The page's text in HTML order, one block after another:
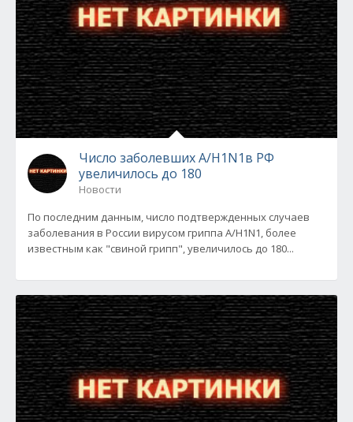
Число заболевших А/Н1N1в РФ
увеличилось до 180
Новости
По последним данным, число подтвержденных случаев
заболевания в России вирусом гриппа А/H1N1, более
известным как "свиной грипп", увеличилось до 180...